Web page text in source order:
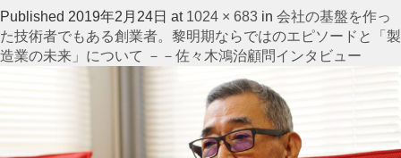
Published 2019年2月24日 at 1024 × 683 in 会社の基盤を作っ
た技術者でもある創業者。黎明期ならではのエピソードと「製
造業の未来」について －－佐々木鴻治顧問インタビュー